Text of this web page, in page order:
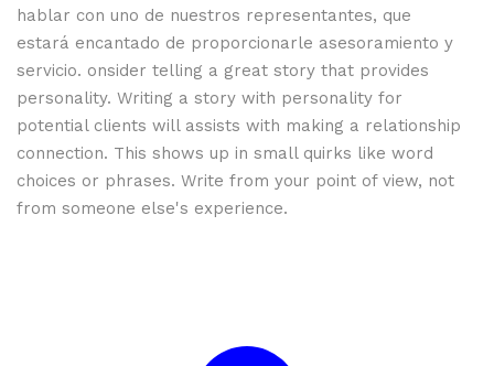
hablar con uno de nuestros representantes, que
estará encantado de proporcionarle asesoramiento y
servicio. onsider telling a great story that provides
personality. Writing a story with personality for
potential clients will assists with making a relationship
connection. This shows up in small quirks like word
choices or phrases. Write from your point of view, not
from someone else's experience.